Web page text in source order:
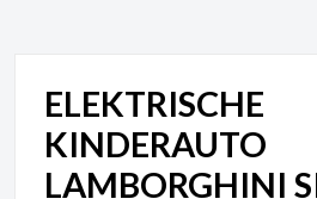
ELEKTRISCHE
KINDERAUTO
LAMBORGHINI